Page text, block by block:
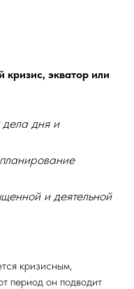
кризис, экватор или
дела дня и
и деятельной
кризисным,
период он подводит